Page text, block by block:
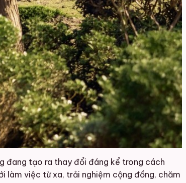
đang tạo ra thay đổi đáng kể trong cách
làm việc từ xa, trải nghiệm cộng đồng, chăm